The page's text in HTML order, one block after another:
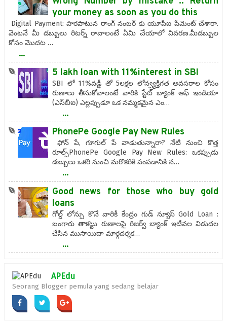
your money as soon as you do this
Digital Payment: పొరపాటున రాంగ్ నంబర్ కు యూపీఐ పేమెంట్ చేశారా.
వెంటనే మీ డబ్బులు రిటర్న్ రావాలంటే ఏమి చేయాలో వివరణ.మీడబ్బుల
కోసం మొదట …
...
5 lakh loan with 11%interest in SBI
SBI లో 11%వడ్డీ తో 5లక్షల లోన్వ్యక్తిగత అవసరాల కోసం
రుణాలు తీసుకోవాలంటే వారికి స్టేట్ బ్యాంక్ ఆఫ్ ఇండియా
(ఎస్‌బీఐ) ఎల్లప్పుడూ ఒక నమ్మకమైన ఎం…
...
PhonePe Google Pay New Rules
ఫోన్ పే, గూగుల్ పే వాడుతున్నారా? నేటి నుంచి కొత్త
రూల్స్PhonePe Google Pay New Rules: ఒకప్పుడు
డబ్బులు ఒకరి నుంచి మరొకరికి పంపడానికి న…
...
Good news for those who buy gold
loans
గోల్డ్ లోన్సు కొనే వారికీ కేంద్రం గుడ్ న్యూస్ Gold Loan :
బంగారు తాకట్టు రుణాలపై రిజర్వ్ బ్యాంక్ ఇటీవల విడుదల
చేసిన ముసాయిదా మార్గదర్శక…
...
APEdu
Seorang Blogger pemula yang sedang belajar